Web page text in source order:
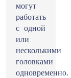
могут
работать
с одной
или
несколькими
головками
одновременно.